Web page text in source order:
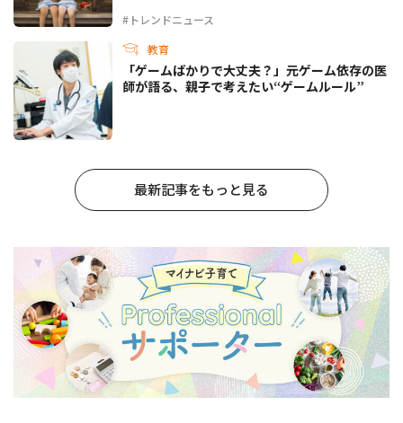
#トレンドニュース
教育
「ゲームばかりで大丈夫？」元ゲーム依存の医
師が語る、親子で考えたい“ゲームルール”
最新記事をもっと見る